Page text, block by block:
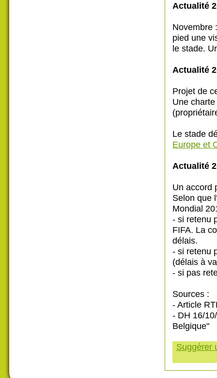
Actualité
Novembre
pied une
le stade.
Actualité
Projet de
Une
Le stade
Europe et
Actualité
Un accord
Selon que
Mondial
- si retenu
FIFA. La
délais.
- si retenu
(délais à
- si pas
Sources :
- Article
- DH 16/
Belgique"
Suggérer